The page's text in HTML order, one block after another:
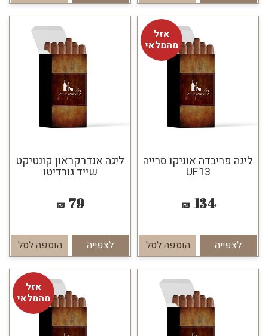
אזל
מהמלאי
ליגה פריבדה אוניקו סרייה
UF13
134
₪
לצפייה הוספה לסל
ליגה אנדרקראון קונטיקט
שייד גורדיטו
79
₪
לצפייה הוספה לסל
אזל
מהמלאי